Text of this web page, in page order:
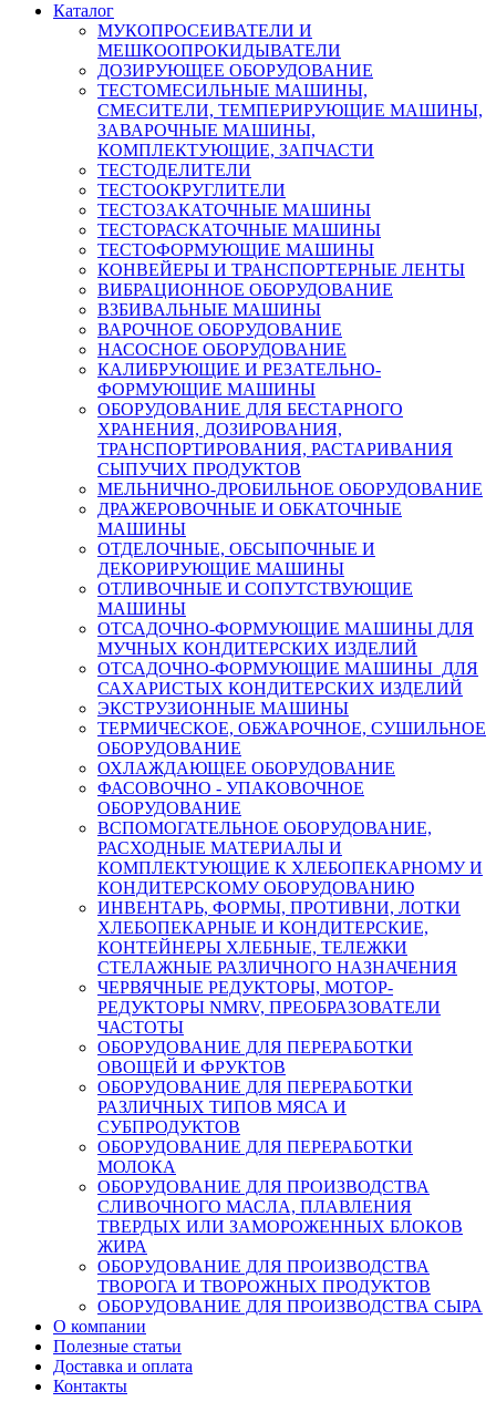
Каталог
МУКОПРОСЕИВАТЕЛИ И
МЕШКООПРОКИДЫВАТЕЛИ
ДОЗИРУЮЩЕЕ ОБОРУДОВАНИЕ
ТЕСТОМЕСИЛЬНЫЕ МАШИНЫ,
СМЕСИТЕЛИ, ТЕМПЕРИРУЮЩИЕ МАШИНЫ,
ЗАВАРОЧНЫЕ МАШИНЫ,
КОМПЛЕКТУЮЩИЕ, ЗАПЧАСТИ
ТЕСТОДЕЛИТЕЛИ
ТЕСТООКРУГЛИТЕЛИ
ТЕСТОЗАКАТОЧНЫЕ МАШИНЫ
ТЕСТОРАСКАТОЧНЫЕ МАШИНЫ
ТЕСТОФОРМУЮЩИЕ МАШИНЫ
КОНВЕЙЕРЫ И ТРАНСПОРТЕРНЫЕ ЛЕНТЫ
ВИБРАЦИОННОЕ ОБОРУДОВАНИЕ
ВЗБИВАЛЬНЫЕ МАШИНЫ
ВАРОЧНОЕ ОБОРУДОВАНИЕ
НАСОСНОЕ ОБОРУДОВАНИЕ
КАЛИБРУЮЩИЕ И РЕЗАТЕЛЬНО-
ФОРМУЮЩИЕ МАШИНЫ
ОБОРУДОВАНИЕ ДЛЯ БЕСТАРНОГО
ХРАНЕНИЯ, ДОЗИРОВАНИЯ,
ТРАНСПОРТИРОВАНИЯ, РАСТАРИВАНИЯ
СЫПУЧИХ ПРОДУКТОВ
МЕЛЬНИЧНО-ДРОБИЛЬНОЕ ОБОРУДОВАНИЕ
ДРАЖЕРОВОЧНЫЕ И ОБКАТОЧНЫЕ
МАШИНЫ
ОТДЕЛОЧНЫЕ, ОБСЫПОЧНЫЕ И
ДЕКОРИРУЮЩИЕ МАШИНЫ
ОТЛИВОЧНЫЕ И СОПУТСТВУЮЩИЕ
МАШИНЫ
ОТСАДОЧНО-ФОРМУЮЩИЕ МАШИНЫ ДЛЯ
МУЧНЫХ КОНДИТЕРСКИХ ИЗДЕЛИЙ
ОТСАДОЧНО-ФОРМУЮЩИЕ МАШИНЫ ДЛЯ
САХАРИСТЫХ КОНДИТЕРСКИХ ИЗДЕЛИЙ
ЭКСТРУЗИОННЫЕ МАШИНЫ
ТЕРМИЧЕСКОЕ, ОБЖАРОЧНОЕ, СУШИЛЬНОЕ
ОБОРУДОВАНИЕ
ОХЛАЖДАЮЩЕЕ ОБОРУДОВАНИЕ
ФАСОВОЧНО - УПАКОВОЧНОЕ
ОБОРУДОВАНИЕ
ВСПОМОГАТЕЛЬНОЕ ОБОРУДОВАНИЕ,
РАСХОДНЫЕ МАТЕРИАЛЫ И
КОМПЛЕКТУЮЩИЕ К ХЛЕБОПЕКАРНОМУ И
КОНДИТЕРСКОМУ ОБОРУДОВАНИЮ
ИНВЕНТАРЬ, ФОРМЫ, ПРОТИВНИ, ЛОТКИ
ХЛЕБОПЕКАРНЫЕ И КОНДИТЕРСКИЕ,
КОНТЕЙНЕРЫ ХЛЕБНЫЕ, ТЕЛЕЖКИ
СТЕЛАЖНЫЕ РАЗЛИЧНОГО НАЗНАЧЕНИЯ
ЧЕРВЯЧНЫЕ РЕДУКТОРЫ, МОТОР-
РЕДУКТОРЫ NMRV, ПРЕОБРАЗОВАТЕЛИ
ЧАСТОТЫ
ОБОРУДОВАНИЕ ДЛЯ ПЕРЕРАБОТКИ
ОВОЩЕЙ И ФРУКТОВ
ОБОРУДОВАНИЕ ДЛЯ ПЕРЕРАБОТКИ
РАЗЛИЧНЫХ ТИПОВ МЯСА И
СУБПРОДУКТОВ
ОБОРУДОВАНИЕ ДЛЯ ПЕРЕРАБОТКИ
МОЛОКА
ОБОРУДОВАНИЕ ДЛЯ ПРОИЗВОДСТВА
СЛИВОЧНОГО МАСЛА, ПЛАВЛЕНИЯ
ТВЕРДЫХ ИЛИ ЗАМОРОЖЕННЫХ БЛОКОВ
ЖИРА
ОБОРУДОВАНИЕ ДЛЯ ПРОИЗВОДСТВА
ТВОРОГА И ТВОРОЖНЫХ ПРОДУКТОВ
ОБОРУДОВАНИЕ ДЛЯ ПРОИЗВОДСТВА СЫРА
О компании
Полезные статьи
Доставка и оплата
Контакты